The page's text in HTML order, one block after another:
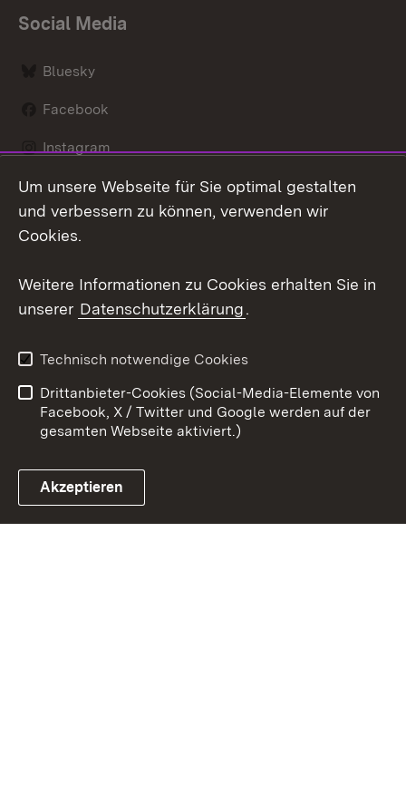
Social Media
Bluesky
Facebook
Instagram
LinkedIn
Link zum Landesportal
Datenschutz
Barrierefreiheit
Impressum
Cookies
Um unsere Webseite für Sie optimal gestalten
und verbessern zu können, verwenden wir
Cookies.
Weitere Informationen zu Cookies erhalten Sie in
unserer Datenschutzerklärung.
Technisch notwendige Cookies
Drittanbieter-Cookies (Social-Media-Elemente von
Facebook, X / Twitter und Google werden auf der
gesamten Webseite aktiviert.)
Akzeptieren